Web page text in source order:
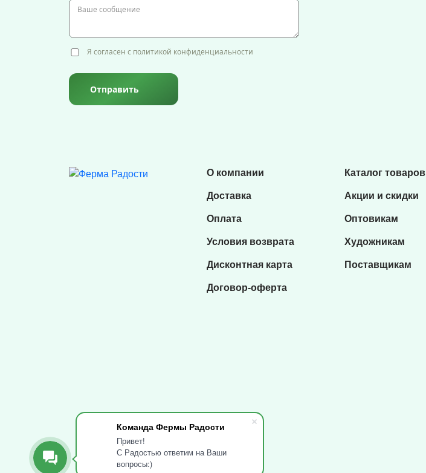
Команда Фермы Радости
Привет!
С Радостью ответим на Ваши
вопросы:)
Я согласен с политикой конфиденциальности
Отправить
О компании
Доставка
Оплата
Условия возврата
Дисконтная карта
Договор-оферта
Каталог товаров
Акции и скидки
Оптовикам
Художникам
Поставщикам